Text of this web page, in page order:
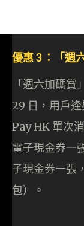
優惠 3 ：「週
「週六加碼賞
29 日，用戶
Pay HK 單次
電子現金券一
子現金券一張
包）。